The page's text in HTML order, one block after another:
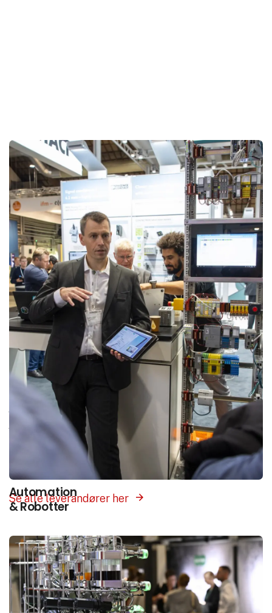
Interesse­områder
Vores platform samler hele branchen ét sted.
Vælg det interesseområde som matcher det du
søger, og få præsenteret leverandører med
produkter og løsninger inden for dette felt.
Se alle leverandører her
Automation
& Robotter